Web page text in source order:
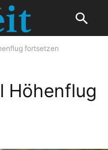
fortsetzen
Höhenflug